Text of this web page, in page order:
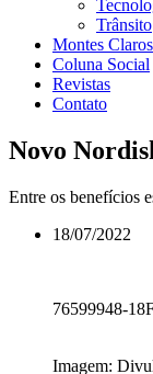
Trânsito
Montes Claros
Coluna Social
Revistas
Contato
Novo
Entre os benefícios
18/07/2022
76599948-
Imagem: